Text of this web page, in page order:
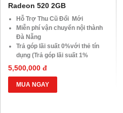
Radeon 520 2GB
Hỗ Trợ Thu Cũ Đổi Mới
Miễn phí vận chuyển nội thành
Đà Nẵng
Trả góp lãi suất 0%với thẻ tín
dụng (Trả góp lãi suất 1%
HDsaison - chỉ cần CMND
BLX hoặc hộ khẩu gốc )
Giảm 20%khi nâng cấp Ram-
SSD
5,500,000 đ
MUA NGAY